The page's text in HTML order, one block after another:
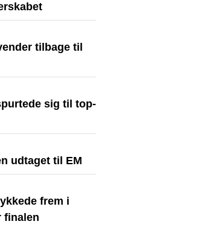
tilbage til
sig til top-
udtaget til EM
frem i
finalen